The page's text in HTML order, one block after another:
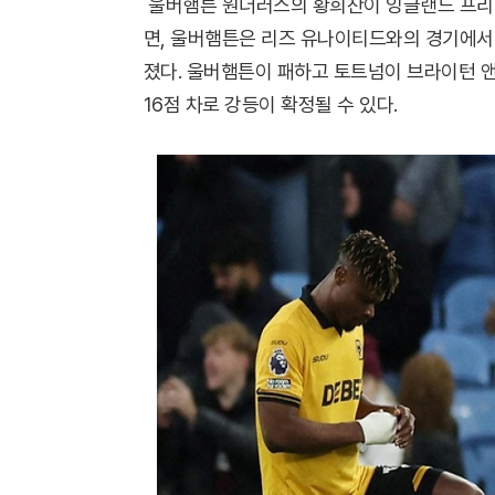
울버햄튼 원더러스의 황희찬이 잉글랜드 프
면, 울버햄튼은 리즈 유나이티드와의 경기에
졌다. 울버햄튼이 패하고 토트넘이 브라이턴
16점 차로 강등이 확정될 수 있다.